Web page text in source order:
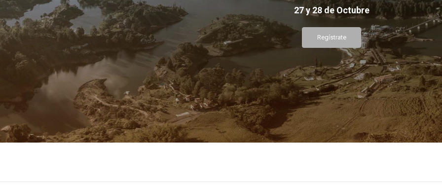
27 y 28 de Octubre
Regístrate